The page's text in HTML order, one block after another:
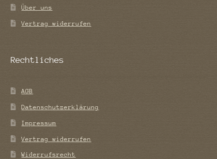
Über uns
Vertrag widerrufen
Rechtliches
AGB
Datenschutzerklärung
Impressum
Vertrag widerrufen
Widerrufsrecht